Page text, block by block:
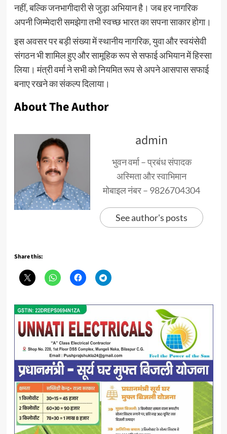
नहीं, बल्कि जनभागीदारी से जुड़ा अभियान है। जब हर नागरिक
अपनी जिम्मेदारी समझेगा तभी स्वच्छ भारत का सपना साकार होगा।
इस अवसर पर बड़ी संख्या में स्थानीय नागरिक, युवा और स्वयंसेवी
संगठन भी शामिल हुए और सामूहिक रूप से सफाई अभियान में हिस्सा
लिया। मंत्री वर्मा ने सभी को नियमित रूप से अपने आसपास सफाई
बनाए रखने का संकल्प दिलाया।
About The Author
admin
भुवन वर्मा – प्रबंध संपादक
अस्मिता और स्वाभिमान
मोबाइल नंबर – 9826704304
See author's posts
Share this: